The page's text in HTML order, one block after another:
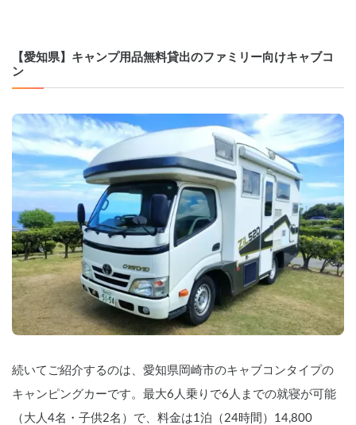
    クーポン適用料金 → 13200円
    1️⃣家具職人が手がけた「動くログハウ
    「木の香り」が広がる木製の室内は、
車内に居るのを忘れてしまう不思議な空
間です。大切な方との特別な時間をお楽
しみください😌
    2️⃣ペット大歓迎🐕
    ゲージに入れて頂ければOK「ペット
旅」をお楽しみください（オプション料
有）
    ※小型犬は2頭、大型犬は1頭までを目
安
ア、テーブル、カトラリーセット、包丁
etc…何も持たずに手ぶらでキャンプが可
能に‼️
【愛知県】キャンプ用品無料貸出のファミリー向けキャブコ
ン
続いてご紹介するのは、愛知県岡崎市のキャブコンタイプの
キャンピングカーです。最大6人乗りで6人までの就寝が可能
（大人4名・子供2名）で、料金は1泊（24時間）14,800